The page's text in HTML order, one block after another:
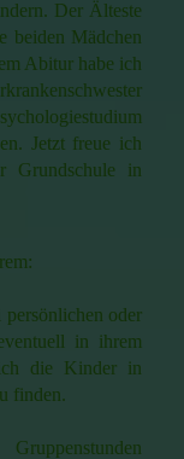
Der Älteste
beiden Mädchen
Abitur habe ich
Jetzt freue ich
Grundschule in
oder
in ihrem
die Kinder in
finden.